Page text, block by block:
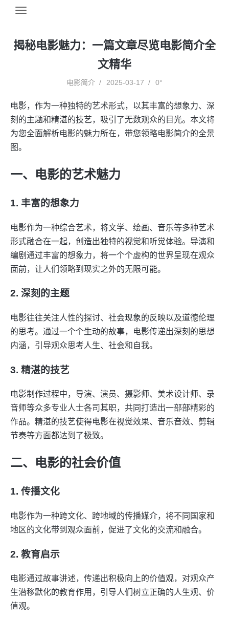
揭秘电影魅力：一篇文章尽览电影简介全
文精华
电影简介 2025-03-17 0°
电影，作为一种独特的艺术形式，以其丰富的想象力、深
刻的主题和精湛的技艺，吸引了无数观众的目光。本文将
为您全面解析电影的魅力所在，带您领略电影简介的全景
图。
一、电影的艺术魅力
1. 丰富的想象力
电影作为一种综合艺术，将文学、绘画、音乐等多种艺术
形式融合在一起，创造出独特的视觉和听觉体验。导演和
编剧通过丰富的想象力，将一个个虚构的世界呈现在观众
面前，让人们领略到现实之外的无限可能。
2. 深刻的主题
电影往往关注人性的探讨、社会现象的反映以及道德伦理
的思考。通过一个个生动的故事，电影传递出深刻的思想
内涵，引导观众思考人生、社会和自我。
3. 精湛的技艺
电影制作过程中，导演、演员、摄影师、美术设计师、录
音师等众多专业人士各司其职，共同打造出一部部精彩的
作品。精湛的技艺使得电影在视觉效果、音乐音效、剪辑
节奏等方面都达到了极致。
二、电影的社会价值
1. 传播文化
电影作为一种跨文化、跨地域的传播媒介，将不同国家和
地区的文化带到观众面前，促进了文化的交流和融合。
2. 教育启示
电影通过故事讲述，传递出积极向上的价值观，对观众产
生潜移默化的教育作用，引导人们树立正确的人生观、价
值观。